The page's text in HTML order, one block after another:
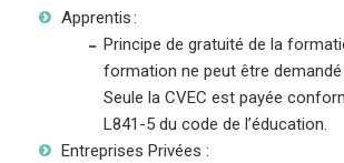
Apprentis :
Principe de gratuité de la
formation ne peut être demandé
Seule la CVEC est payée
L841-5 du code de l’éducation.
Entreprises Privées :